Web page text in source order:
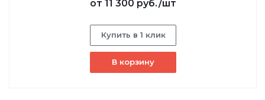
от 11 300 руб./шт
Купить в 1 клик
В корзину